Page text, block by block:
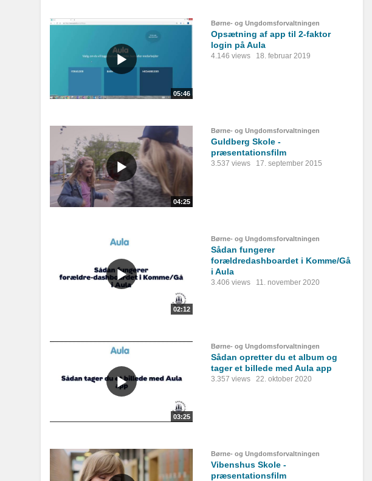
05:46
Børne- og Ungdomsforvaltningen
Opsætning af app til 2-faktor
login på Aula
4.146 views 18. februar 2019
04:25
Børne- og Ungdomsforvaltningen
Guldberg Skole -
præsentationsfilm
3.537 views 17. september 2015
02:12
Børne- og Ungdomsforvaltningen
Sådan fungerer
forældredashboardet i Komme/Gå
i Aula
3.406 views 11. november 2020
03:25
Børne- og Ungdomsforvaltningen
Sådan opretter du et album og
tager et billede med Aula app
3.357 views 22. oktober 2020
Børne- og Ungdomsforvaltningen
Vibenshus Skole -
præsentationsfilm